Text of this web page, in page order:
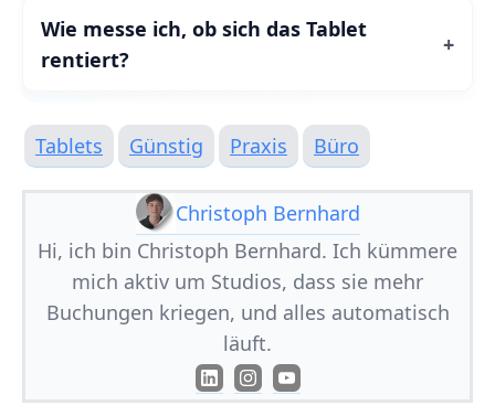
Wie messe ich, ob sich das Tablet
rentiert?
Tablets Günstig Praxis Büro
Christoph Bernhard
Hi, ich bin Christoph Bernhard. Ich kümmere
mich aktiv um Studios, dass sie mehr
Buchungen kriegen, und alles automatisch
läuft.